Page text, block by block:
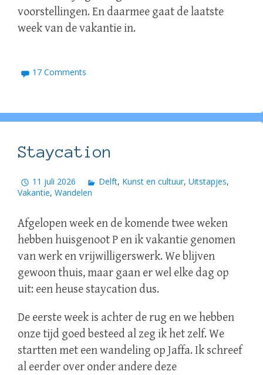
voorstellingen. En daarmee gaat de laatste
week van de vakantie in.
17 Comments
Staycation
11 juli 2026 Delft, Kunst en cultuur,Uitstapjes,
Vakantie, Wandelen
Afgelopen week en de komende twee weken
hebben huisgenoot P en ik vakantie genomen
van werk en vrijwilligerswerk. We blijven
gewoon thuis, maar gaan er wel elke dag op
uit: een heuse staycation dus.
De eerste week is achter de rug en we hebben
onze tijd goed besteed al zeg ik het zelf. We
startten met een wandeling op Jaffa. Ik schreef
al eerder over onder andere deze